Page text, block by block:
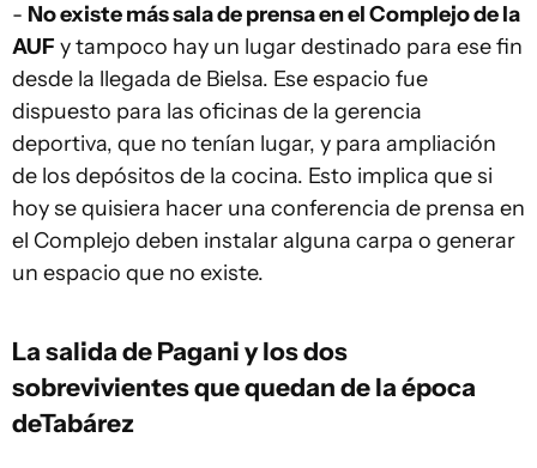
- No existe más sala de prensa en el Complejo de la
AUF y tampoco hay un lugar destinado para ese fin
desde la llegada de Bielsa. Ese espacio fue
dispuesto para las oficinas de la gerencia
deportiva, que no tenían lugar, y para ampliación
de los depósitos de la cocina. Esto implica que si
hoy se quisiera hacer una conferencia de prensa en
el Complejo deben instalar alguna carpa o generar
un espacio que no existe.
La salida de Pagani y los dos
sobrevivientes que quedan de la época
deTabárez